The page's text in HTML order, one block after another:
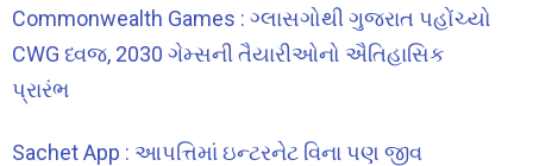
Commonwealth Games : ગ્લાસગોથી ગુજરાત પહોંચ્યો
CWG ધ્વજ, 2030 ગેમ્સની તૈયારીઓનો ઐતિહાસિક
પ્રારંભ
Sachet App : આપત્તિમાં ઇન્ટરનેટ વિના પણ જીવ